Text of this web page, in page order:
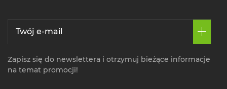
Zapisz się do newslettera i otrzymuj bieżące informacje
na temat promocji!